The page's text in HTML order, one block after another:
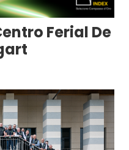
Ferial De